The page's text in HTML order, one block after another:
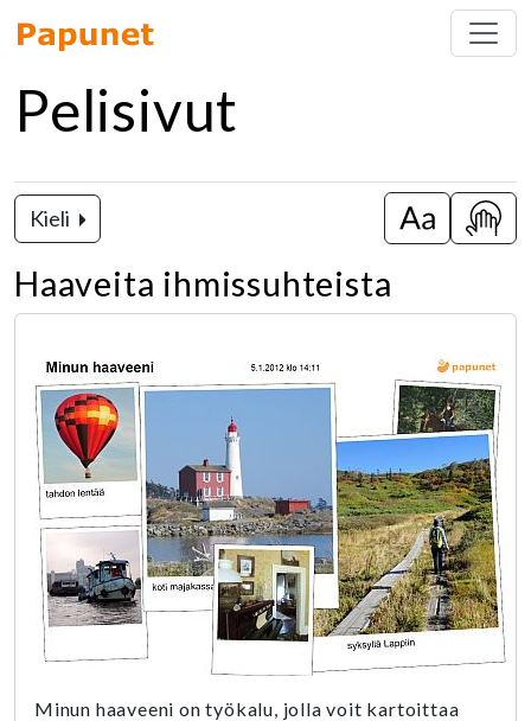
Pelisivut
Kieli
Vaihda isot
Haaveita ihmissuhteista
Minun haaveeni on työkalu, jolla voit kartoittaa